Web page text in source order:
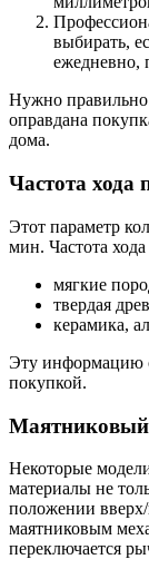
выбирать,
ежедневно,
Нужно правильно
оправдана
дома.
Частота хода
Этот параметр
мин. Частота
мягкие
твердая
керамика,
Эту информацию
покупкой.
Некоторые
материалы не
положении вверх/
маятниковым
переключается